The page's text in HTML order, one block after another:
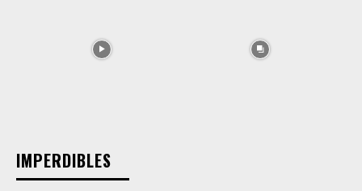
IMPERDIBLES